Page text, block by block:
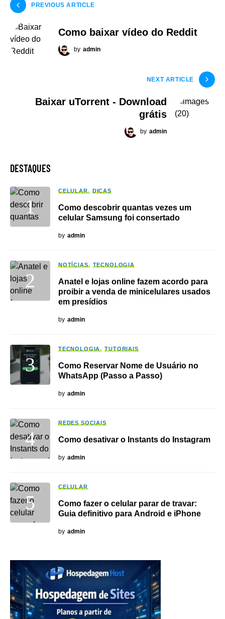
PREVIOUS ARTICLE
Como baixar vídeo do Reddit
by admin
NEXT ARTICLE
Baixar uTorrent - Download
grátis
by admin
DESTAQUES
CELULAR DICAS
Como descobrir quantas vezes um
celular Samsung foi consertado
by admin
NOTÍCIAS TECNOLOGIA
Anatel e lojas online fazem acordo para
proibir a venda de minicelulares usados
em presídios
by admin
TECNOLOGIA TUTORIAIS
Como Reservar Nome de Usuário no
WhatsApp (Passo a Passo)
by admin
REDES SOCIAIS
Como desativar o Instants do Instagram
by admin
CELULAR
Como fazer o celular parar de travar:
Guia definitivo para Android e iPhone
by admin